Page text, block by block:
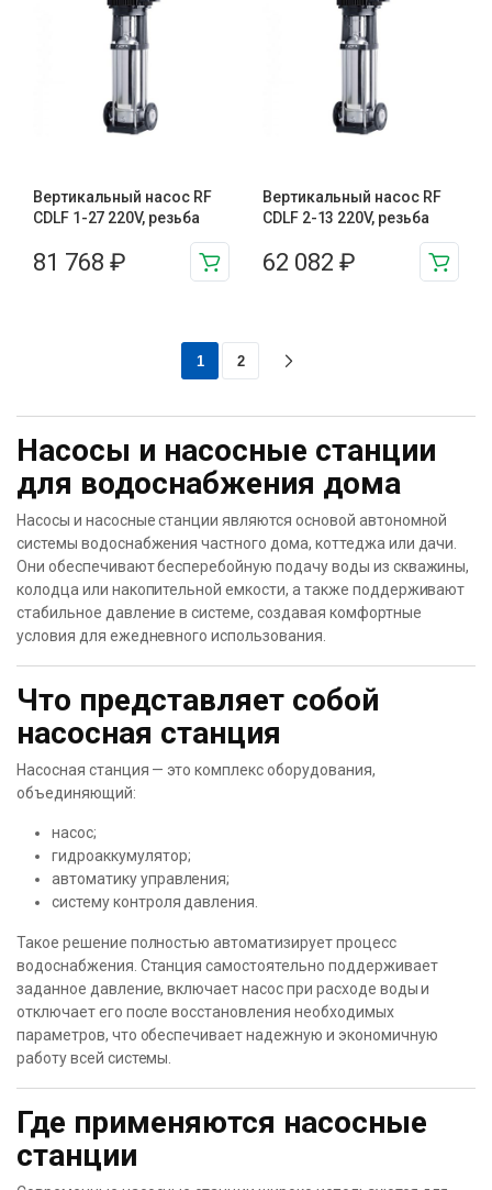
Вертикальный насос RF
CDLF 1-27 220V, резьба
81 768 ₽
Вертикальный насос RF
CDLF 2-13 220V, резьба
62 082 ₽
1 2
Насосы и насосные станции
для водоснабжения дома
Насосы и насосные станции являются основой автономной
системы водоснабжения частного дома, коттеджа или дачи.
Они обеспечивают бесперебойную подачу воды из скважины,
колодца или накопительной емкости, а также поддерживают
стабильное давление в системе, создавая комфортные
условия для ежедневного использования.
Что представляет собой
насосная станция
Насосная станция — это комплекс оборудования,
объединяющий:
насос;
гидроаккумулятор;
автоматику управления;
систему контроля давления.
Такое решение полностью автоматизирует процесс
водоснабжения. Станция самостоятельно поддерживает
заданное давление, включает насос при расходе воды и
отключает его после восстановления необходимых
параметров, что обеспечивает надежную и экономичную
работу всей системы.
Где применяются насосные
станции